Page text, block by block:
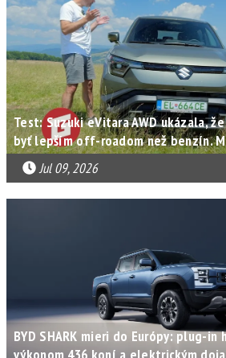
Test: Suzuki eVitara AWD ukázala,
byť lepším off-roadom než benzín.
Jul 09, 2026
BYD SHARK mieri do Európy: plug-in
výkonom 436 koní a elektrickým